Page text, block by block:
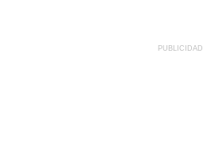
PUBLICIDAD